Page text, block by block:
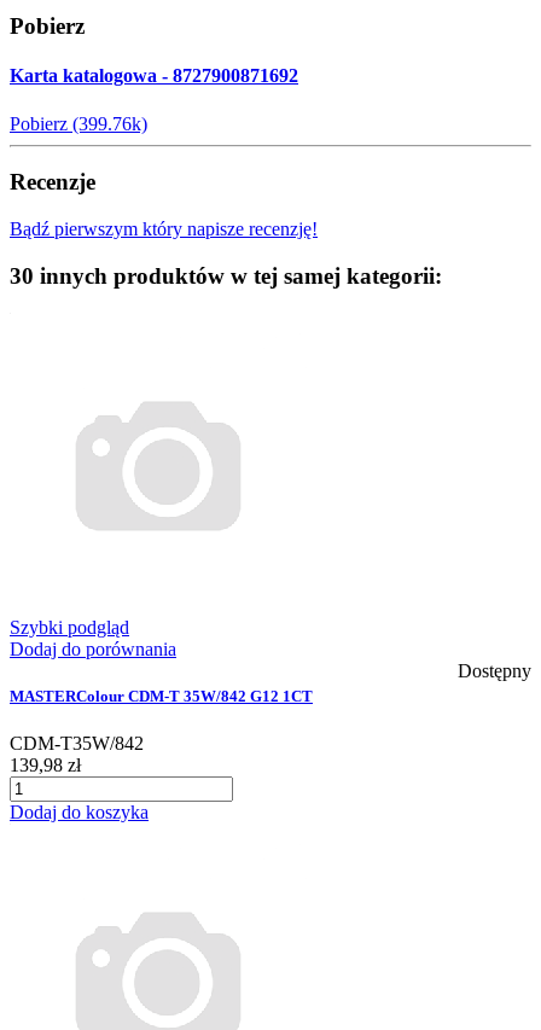
Pobierz
Karta katalogowa - 8727900871692
Pobierz (399.76k)
Recenzje
Bądź pierwszym który napisze recenzję!
30 innych produktów w tej samej kategorii:
Szybki podgląd
Dodaj do porównania
Dostępny
MASTERColour CDM-T 35W/842 G12 1CT
CDM-T35W/842
139,98 zł
Dodaj do koszyka